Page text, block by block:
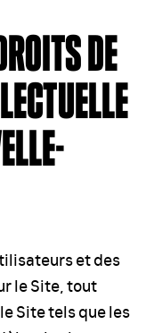
DE
et des
le Site, tout
Site tels que les